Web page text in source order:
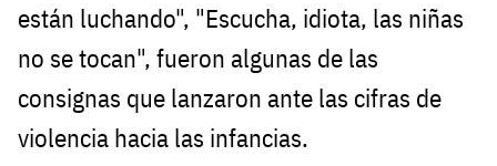
están luchando", "Escucha, idiota, las niñas
no se tocan", fueron algunas de las
consignas que lanzaron ante las cifras de
violencia hacia las infancias.